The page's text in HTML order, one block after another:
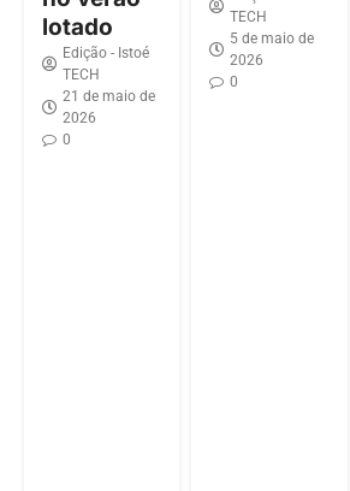
lotado
Edição - Istoé
TECH
21 de maio de
2026
0
TECH
5 de maio de
2026
0